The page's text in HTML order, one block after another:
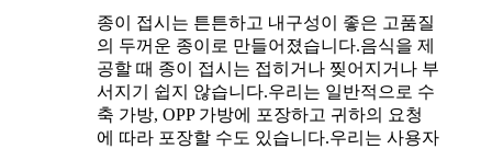
종이 접시는 튼튼하고 내구성이 좋은 고품질
의 두꺼운 종이로 만들어졌습니다.음식을 제
공할 때 종이 접시는 접히거나 찢어지거나 부
서지기 쉽지 않습니다.우리는 일반적으로 수
축 가방, OPP 가방에 포장하고 귀하의 요청
에 따라 포장할 수도 있습니다.우리는 사용자